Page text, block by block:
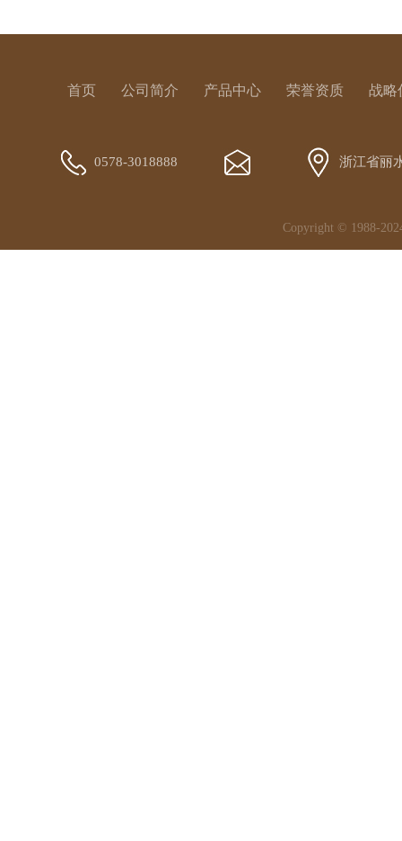
首页 公司简介 产品中心 荣誉资质 战略
0578-3018888 浙江省丽
Copyright © 1988-